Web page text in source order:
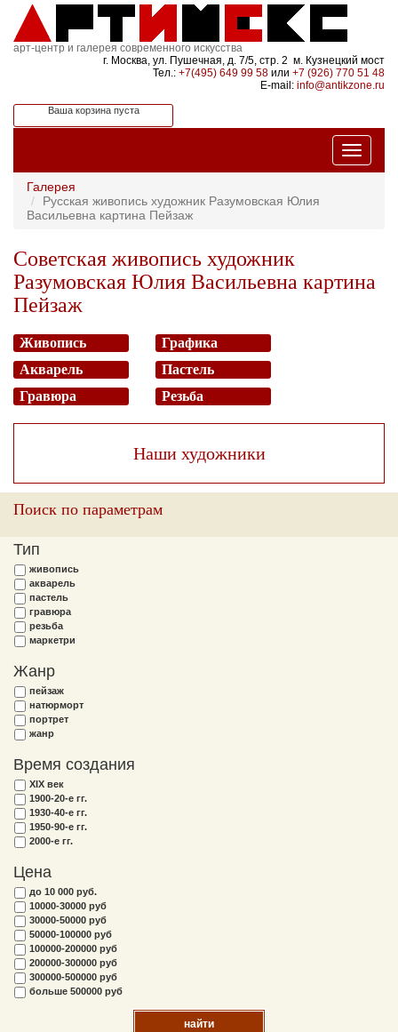
арт-центр и галерея современного искусства
г. Москва, ул. Пушечная, д. 7/5, стр. 2 м. Кузнецкий мост
Тел.: +7(495) 649 99 58 или +7 (926) 770 51 48
E-mail: info@antikzone.ru
Ваша корзина пуста
Галерея
Русская живопись художник Разумовская Юлия
Васильевна картина Пейзаж
Советская живопись художник
Разумовская Юлия Васильевна картина
Пейзаж
Живопись
Графика
Акварель
Пастель
Гравюра
Резьба
Наши художники
Поиск по параметрам
Тип
живопись
акварель
пастель
гравюра
резьба
маркетри
Жанр
пейзаж
натюрморт
портрет
жанр
Время создания
XIX век
1900-20-е гг.
1930-40-е гг.
1950-90-е гг.
2000-е гг.
Цена
до 10 000 руб.
10000-30000 руб
30000-50000 руб
50000-100000 руб
100000-200000 руб
200000-300000 руб
300000-500000 руб
больше 500000 руб
найти